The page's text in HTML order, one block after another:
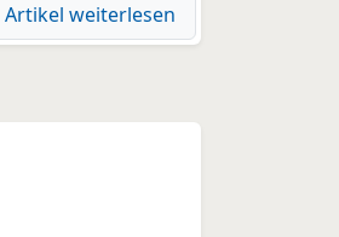
Artikel weiterlesen